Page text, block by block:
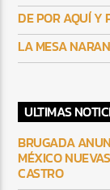
DE POR AQUÍ Y
LA MESA
ULTIMAS
BRUGADA
MÉXICO
CASTRO